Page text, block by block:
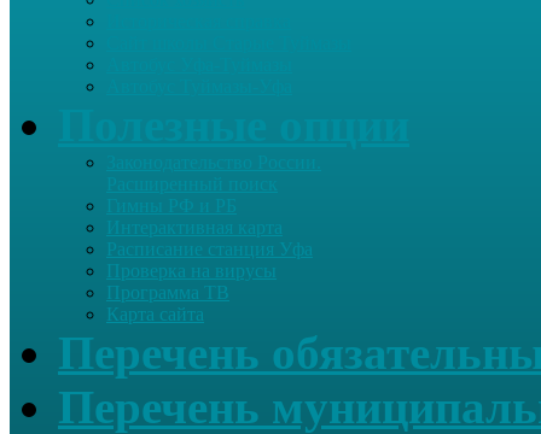
Гимны РФ и РБ
Интерактивная карта
Расписание станция Уфа
Проверка на вирусы
Программа ТВ
Карта сайта
Перечень
Перечень